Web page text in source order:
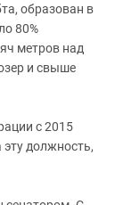
образован в
80%
метров над
и свыше
с 2015
эту должность,